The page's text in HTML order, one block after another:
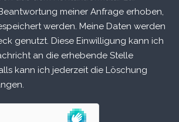
meiner Anfrage erhoben,
werden. Meine Daten werden
genutzt. Diese Einwilligung kann ich
an die erhebende Stelle
kann ich jederzeit die Löschung